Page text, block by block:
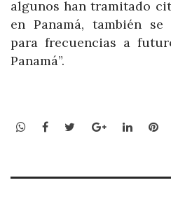
algunos han tramitado
en Panamá, también
para frecuencias a
Panamá”.
WhatsApp
Facebook
TwitterGoogle+LinkedIn